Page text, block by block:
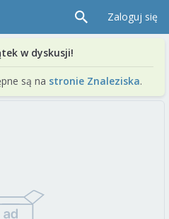
Zaloguj się
w dyskusji!
są na stronie Znaleziska.